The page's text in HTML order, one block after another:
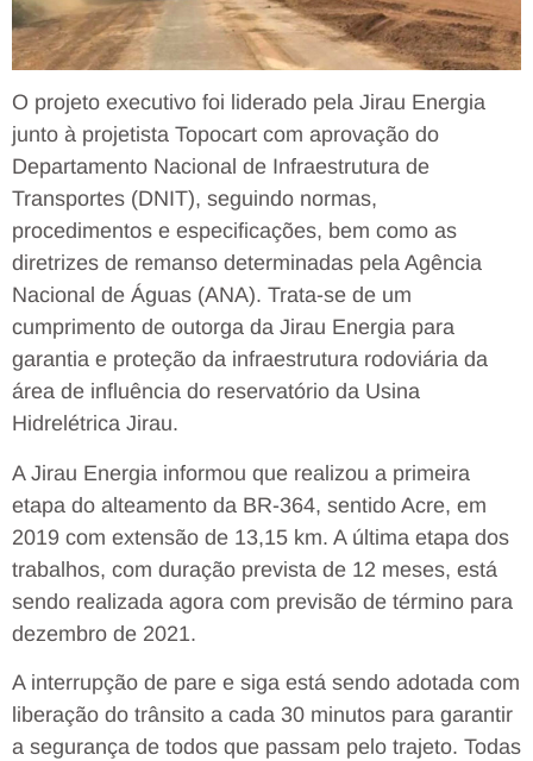
O projeto executivo foi liderado pela Jirau Energia
junto à projetista Topocart com aprovação do
Departamento Nacional de Infraestrutura de
Transportes (DNIT), seguindo normas,
procedimentos e especificações, bem como as
diretrizes de remanso determinadas pela Agência
Nacional de Águas (ANA). Trata-se de um
cumprimento de outorga da Jirau Energia para
garantia e proteção da infraestrutura rodoviária da
área de influência do reservatório da Usina
Hidrelétrica Jirau.
A Jirau Energia informou que realizou a primeira
etapa do alteamento da BR-364, sentido Acre, em
2019 com extensão de 13,15 km. A última etapa dos
trabalhos, com duração prevista de 12 meses, está
sendo realizada agora com previsão de término para
dezembro de 2021.
A interrupção de pare e siga está sendo adotada com
liberação do trânsito a cada 30 minutos para garantir
a segurança de todos que passam pelo trajeto. Todas